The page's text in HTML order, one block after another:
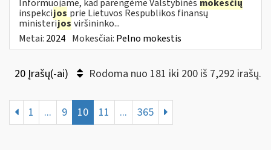
Informuojame, kad parengėme Valstybinės mokesčių
inspekcijos prie Lietuvos Respublikos finansų
ministerijos viršininko...
Metai: 2024 Mokesčiai: Pelno mokestis
20 Įrašų(-ai) Rodoma nuo 181 iki 200 iš 7,292 irašų.
1 ... 9 10 11 ... 365